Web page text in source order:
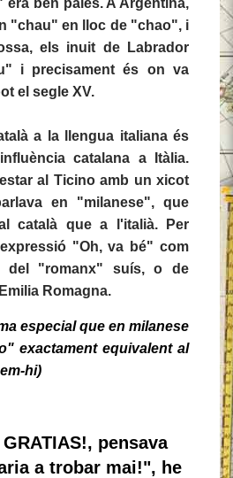
ben palès. A Argentina,
"chau" en lloc de "chao", i
els inuit de Labrador
i precisament és on va
el segle XV.
a la llengua italiana és
catalana a Itàlia.
al Ticino amb un xicot
en "milanese", que
català que a l'italià. Per
"Oh, va bé" com
del "romanx" suís, o de
Romagna.
especial que en milanese
exactament equivalent al
hi)
pensava
a trobar mai!", he